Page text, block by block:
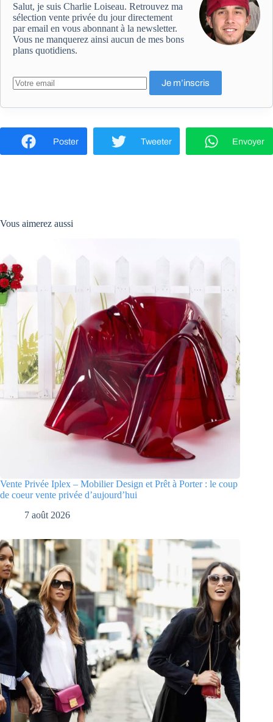
Salut, je suis Charlie Loiseau. Retrouvez ma
sélection vente privée du jour directement
par email en vous abonnant à la newsletter.
Vous ne manquerez ainsi aucun de mes bons
plans quotidiens.
Poster Tweeter Envoyer
Vous aimerez aussi
Vente Privée Iplex – Mobilier Design et Prêt à Porter : le coup
de coeur vente privée d’aujourd’hui
7 août 2026